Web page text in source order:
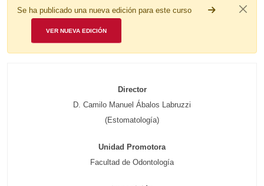
Se ha publicado una nueva edición para este curso
VER NUEVA EDICIÓN
Director
D. Camilo Manuel Ábalos Labruzzi
(Estomatología)
Unidad Promotora
Facultad de Odontología